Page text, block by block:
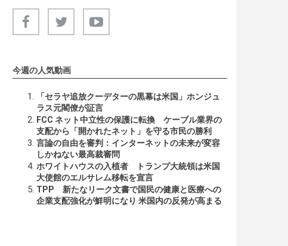
今週の人気動画
「セラヤ追放クーデターの黒幕は米国」ホンジュ
ラス元閣僚が証言
FCC ネット中立性の保護に転換 ケーブル業界の
支配から「開かれたネット」を守る市民の勝利
言論の自由を審判：インターネットの未来が変容
しかねない最高裁審問
ホワイトハウスの入植者 トランプ大統領は米国
大使館のエルサレム移転を宣言
TPP 新たなリーク文書で国民の健康と医療への
企業支配強化が鮮明になり 米国内の反発が高まる